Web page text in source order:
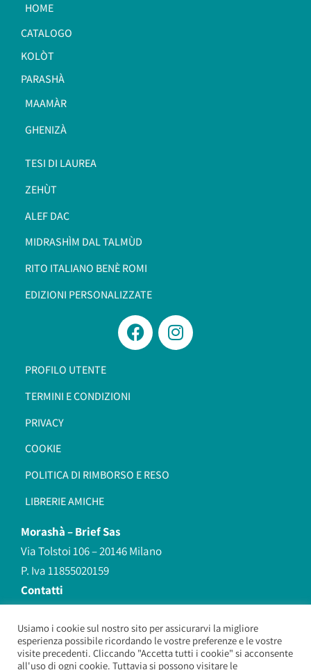
HOME
CATALOGO
KOLÒT
PARASHÀ
MAAMÀR
GHENIZÀ
TESI DI LAUREA
ZEHÙT
ALEF DAC
MIDRASHÌM DAL TALMÙD
RITO ITALIANO BENÈ ROMI​
EDIZIONI PERSONALIZZATE
PROFILO UTENTE
TERMINI E CONDIZIONI
PRIVACY
COOKIE
POLITICA DI RIMBORSO E RESO
LIBRERIE AMICHE
Morashà –Brief Sas
Via Tolstoi 106 – 20146 Milano
P. Iva 11855020159
Contatti
redazione@morasha.it
339 8596707
(anche Whatsapp)
Usiamo i cookie sul nostro sito per assicurarvi la migliore
esperienza possibile ricordando le vostre preferenze e le vostre
visite precedenti. Cliccando "Accetta tutti i cookie" si acconsente
all'uso di ogni cookie. Tuttavia si possono visitare le